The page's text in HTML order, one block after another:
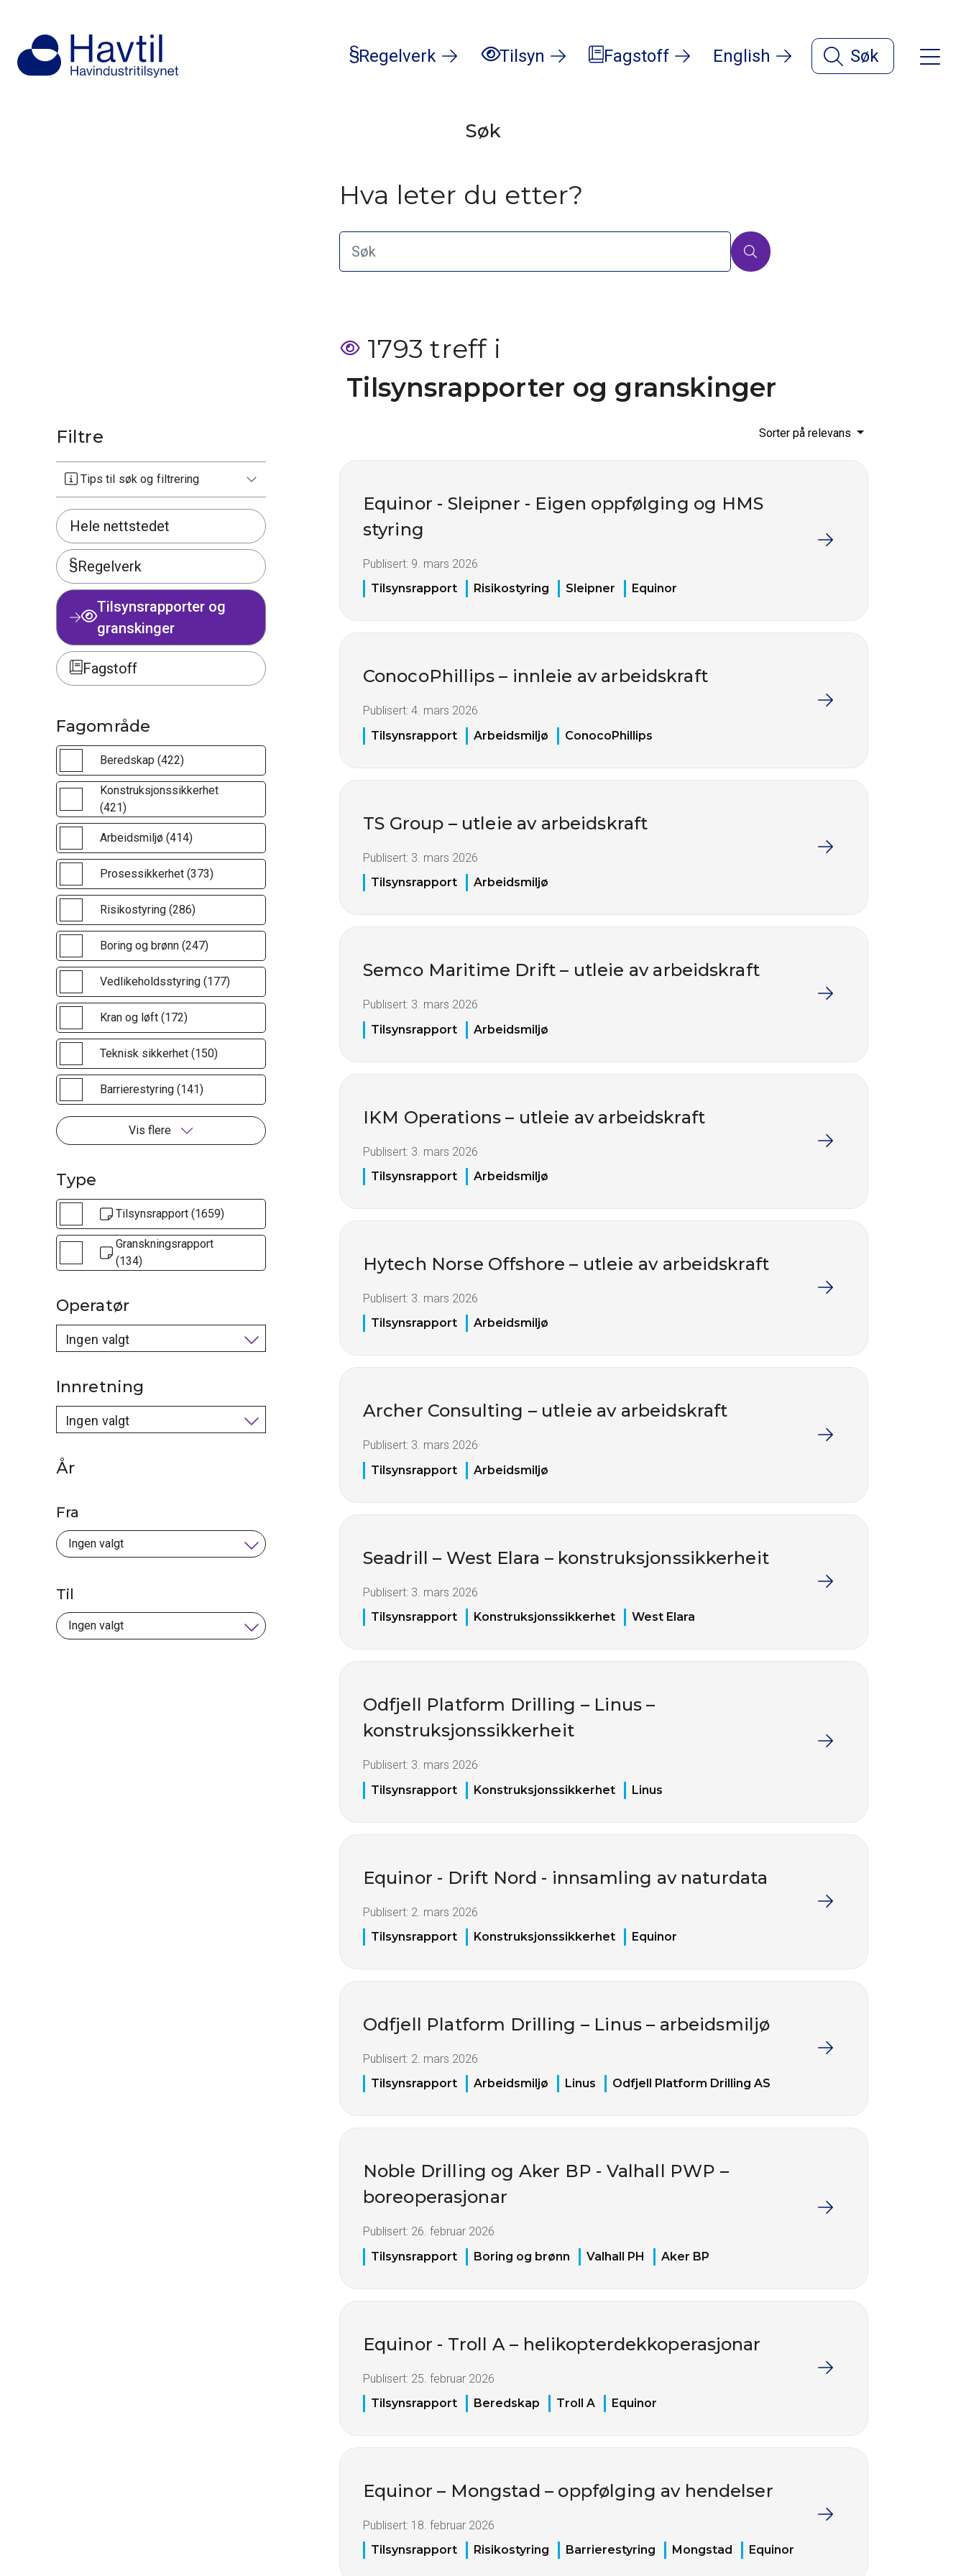
Regelverk Tilsyn Fagstoff English Søk
Søk
Hva leter du etter?
1793 treff i
Tilsynsrapporter og granskinger
Filtre
Tips til søk og filtrering
Hele nettstedet
Regelverk
Tilsynsrapporter og
granskinger
Fagstoff
Fagområde
Beredskap (422)
Konstruksjonssikkerhet
(421)
Arbeidsmiljø (414)
Prosessikkerhet (373)
Risikostyring (286)
Boring og brønn (247)
Vedlikeholdsstyring (177)
Kran og løft (172)
Teknisk sikkerhet (150)
Barrierestyring (141)
Vis flere
Type
Tilsynsrapport (1659)
Granskningsrapport
(134)
Operatør
Ingen valgt
Innretning
Ingen valgt
År
Fra
Til
Sorter på relevans
Equinor - Sleipner - Eigen oppfølging og HMS
styring
Publisert: 9. mars 2026
Tilsynsrapport
Risikostyring Sleipner Equinor
ConocoPhillips – innleie av arbeidskraft
Publisert: 4. mars 2026
Tilsynsrapport
Arbeidsmiljø ConocoPhillips
TS Group – utleie av arbeidskraft
Publisert: 3. mars 2026
Tilsynsrapport
Arbeidsmiljø
Semco Maritime Drift – utleie av arbeidskraft
Publisert: 3. mars 2026
Tilsynsrapport
Arbeidsmiljø
IKM Operations – utleie av arbeidskraft
Publisert: 3. mars 2026
Tilsynsrapport
Arbeidsmiljø
Hytech Norse Offshore – utleie av arbeidskraft
Publisert: 3. mars 2026
Tilsynsrapport
Arbeidsmiljø
Archer Consulting – utleie av arbeidskraft
Publisert: 3. mars 2026
Tilsynsrapport
Arbeidsmiljø
Seadrill – West Elara – konstruksjonssikkerheit
Publisert: 3. mars 2026
Tilsynsrapport
Konstruksjonssikkerhet West Elara
Odfjell Platform Drilling – Linus –
konstruksjonssikkerheit
Publisert: 3. mars 2026
Tilsynsrapport
Konstruksjonssikkerhet Linus
Equinor - Drift Nord - innsamling av naturdata
Publisert: 2. mars 2026
Tilsynsrapport
Konstruksjonssikkerhet Equinor
Odfjell Platform Drilling – Linus – arbeidsmiljø
Publisert: 2. mars 2026
Tilsynsrapport
Arbeidsmiljø Linus Odfjell Platform Drilling AS
Noble Drilling og Aker BP - Valhall PWP –
boreoperasjonar
Publisert: 26. februar 2026
Tilsynsrapport
Boring og brønn Valhall PH Aker BP
Equinor - Troll A – helikopterdekkoperasjonar
Publisert: 25. februar 2026
Tilsynsrapport
Beredskap Troll A Equinor
Equinor – Mongstad – oppfølging av hendelser
Publisert: 18. februar 2026
Tilsynsrapport
Risikostyring Barrierestyring Mongstad Equinor